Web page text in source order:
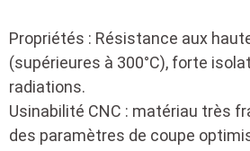
Propriétés : Résistance aux
(supérieures à 300°C), forte
radiations.
Usinabilité CNC : matériau très
des paramètres de coupe